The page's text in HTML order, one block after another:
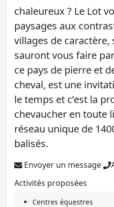
chaleureux ? Le Lot
paysages aux
villages de
sauront vous faire
ce pays de pierre et
cheval, est une
le temps et c’est la
chevaucher en toute
réseau unique de
balisés.
Envoyer un message
Activités proposées
Centres équestres